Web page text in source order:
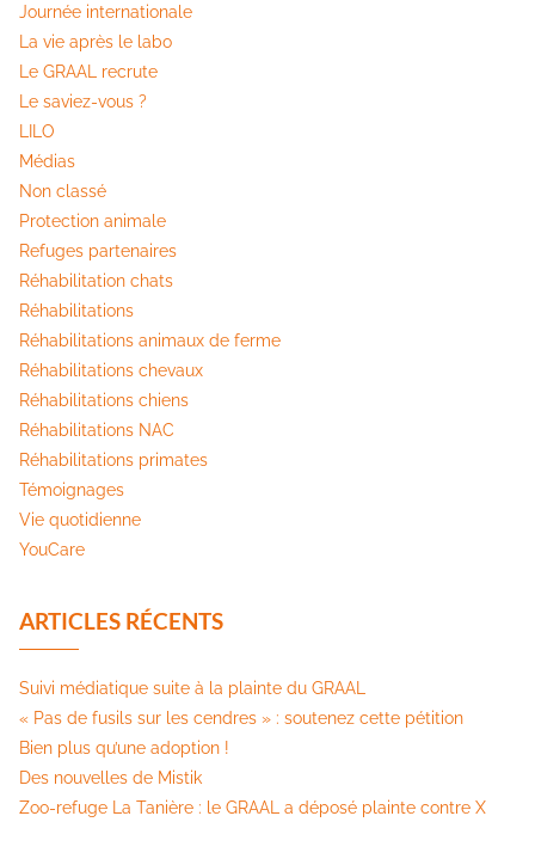
Journée internationale
La vie après le labo
Le GRAAL recrute
Le saviez-vous ?
LILO
Médias
Non classé
Protection animale
Refuges partenaires
Réhabilitation chats
Réhabilitations
Réhabilitations animaux de ferme
Réhabilitations chevaux
Réhabilitations chiens
Réhabilitations NAC
Réhabilitations primates
Témoignages
Vie quotidienne
YouCare
ARTICLES RÉCENTS
Suivi médiatique suite à la plainte du GRAAL
« Pas de fusils sur les cendres » : soutenez cette pétition​
Bien plus qu’une adoption !
Des nouvelles de Mistik
Zoo-refuge La Tanière : le GRAAL a déposé plainte contre X